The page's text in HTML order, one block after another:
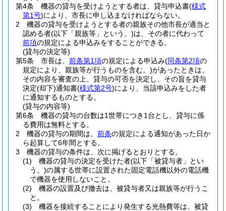
第4条
機器の貸与を受けようとする者は、貸与申込書(様式
第1号)により、市長に申し込まなければならない。
2
機器の貸与を受けようとする者の親族その他市長が適当と
認める者(以下「親族等」という。)は、その者に代わって
前項の規定による申込みをすることができる。
(貸与の決定等)
第5条
市長は、 前条第1項の規定による申込み(同条第2項の
規定により、親族等が行うものを含む。)があったときは、
その内容を審査の上、貸与の可否を決定し、その旨を貸与
決定(却下)通知書(様式第2号)により、当該申込みをした者
に通知するものとする。
(貸与の内容等)
第6条
機器の貸与の台数は1世帯につき1台とし、貸与に係
る費用は無料とする。
2
機器の貸与の期間は、 前条の規定による通知があった日か
ら起算して6年間とする。
3
機器の貸与の条件は、次に掲げるとおりとする。
(1)
機器の貸与の決定を受けた者(以下「被貸与者」とい
う。)の属する世帯に設置された固定電話機以外の電話機
で機器を使用しないこと。
(2)
機器の設置及び撤去は、被貸与者又は親族等が行うこ
と。
(3)
機器を接続することにより発生する光熱費等は、被貸